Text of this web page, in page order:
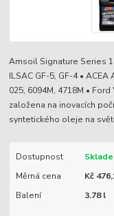
Amsoil Signature Series
ILSAC GF-5, GF-4 •
025, 6094M, 4718M •
založena na inovacích
syntetického oleje na
Dostupnost
Měrná cena
Kč
Balení
3.78 l